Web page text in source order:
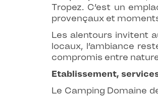
Tropez. C’est un
provençaux et
Les alentours invitent
locaux, l’ambiance
compromis entre
Etablissement,
Le Camping Domaine